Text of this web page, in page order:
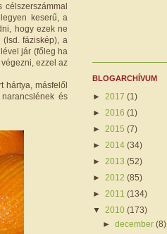
keserű, a
hogy ezek ne
fáziskép), a
jár (főleg ha
ezzel az
hártya, másfelől
és
BLOGARCHÍVUM
► 2017 (1)
► 2016 (1)
► 2015 (7)
► 2014 (34)
► 2013 (52)
► 2012 (85)
► 2011 (134)
▼ 2010 (173)
►december(8)